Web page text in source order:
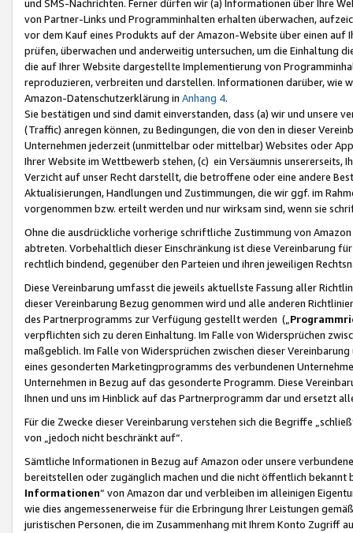
und SMS-Nachrichten. Ferner dürfen wir (a) Informationen über Ihre
von Partner-Links und Programminhalten erhalten überwachen,
vor dem Kauf eines Produkts auf der Amazon-Website über einen
prüfen, überwachen und anderweitig untersuchen, um die Einhaltung
die auf Ihrer Website dargestellte Implementierung von
reproduzieren, verbreiten und darstellen. Informationen darüber, wie
Amazon-Datenschutzerklärung in Anhang 4.
Sie bestätigen und sind damit einverstanden, dass (a) wir und
(Traffic) anregen können, zu Bedingungen, die von den in dieser
Unternehmen jederzeit (unmittelbar oder mittelbar) Websites oder
Ihrer Website im Wettbewerb stehen, (c) ein Versäumnis unsererseits,
Verzicht auf unser Recht darstellt, die betroffene oder eine andere
Aktualisierungen, Handlungen und Zustimmungen, die wir ggf. im
vorgenommen bzw. erteilt werden und nur wirksam sind, wenn sie
Ohne die ausdrückliche vorherige schriftliche Zustimmung von
abtreten. Vorbehaltlich dieser Einschränkung ist diese Vereinbarung
rechtlich bindend, gegenüber den Parteien und ihren jeweiligen
Diese Vereinbarung umfasst die jeweils aktuellste Fassung aller
dieser Vereinbarung Bezug genommen wird und alle anderen
des Partnerprogramms zur Verfügung gestellt werden („
verpflichten sich zu deren Einhaltung. Im Falle von Widersprüchen
maßgeblich. Im Falle von Widersprüchen zwischen dieser
eines gesonderten Marketingprogramms des verbundenen
Unternehmen in Bezug auf das gesonderte Programm. Diese
Ihnen und uns im Hinblick auf das Partnerprogramm dar und ersetzt
Für die Zwecke dieser Vereinbarung verstehen sich die Begriffe
von „jedoch nicht beschränkt auf“.
Sämtliche Informationen in Bezug auf Amazon oder unsere
bereitstellen oder zugänglich machen und die nicht öffentlich
Informationen“ von Amazon dar und verbleiben im alleinigen
wie dies angemessenerweise für die Erbringung Ihrer Leistungen
juristischen Personen, die im Zusammenhang mit Ihrem Konto